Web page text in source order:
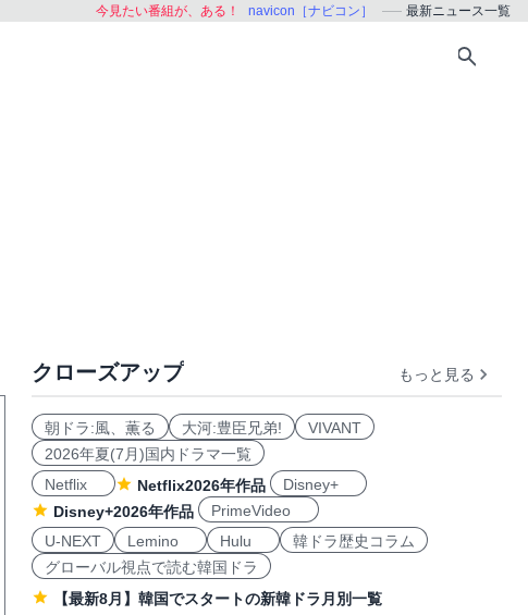
今見たい番組が、ある！ navicon［ナビコン］ 最新ニュース一覧
クローズアップ もっと見る
朝ドラ:風、薫る 大河:豊臣兄弟!
VIVANT
2026年夏(7月)国内ドラマ一覧
Netflix
Netflix2026年作品
Disney+
Disney+2026年作品
PrimeVideo
U-NEXT
Lemino Hulu
韓ドラ歴史コラム
グローバル視点で読む韓国ドラ
【最新8月】韓国でスタートの新韓ドラ月別一覧